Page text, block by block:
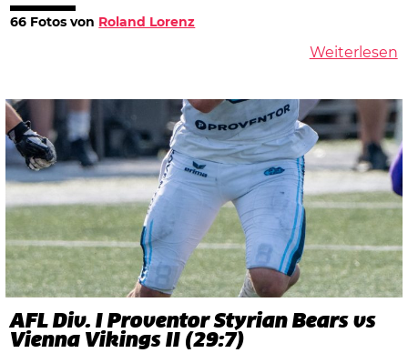
66 Fotos von Roland Lorenz
Weiterlesen
AFL Div. I Proventor Styrian Bears vs
Vienna Vikings II (29:7)